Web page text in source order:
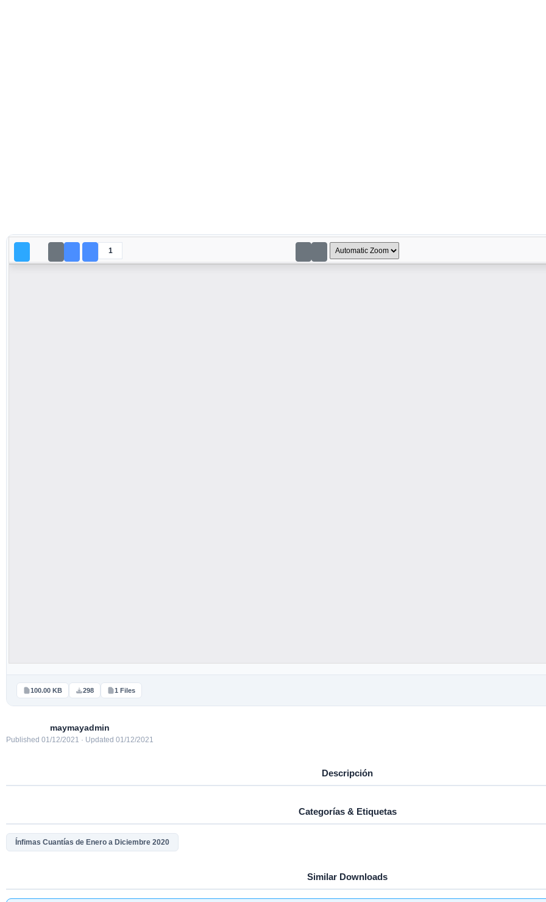
100.00 KB 298 1 Files
maymayadmin
Published 01/12/2021 · Updated 01/12/2021
Descripción
Categorías & Etiquetas
Ínfimas Cuantías de Enero a Diciembre 2020
Similar Downloads